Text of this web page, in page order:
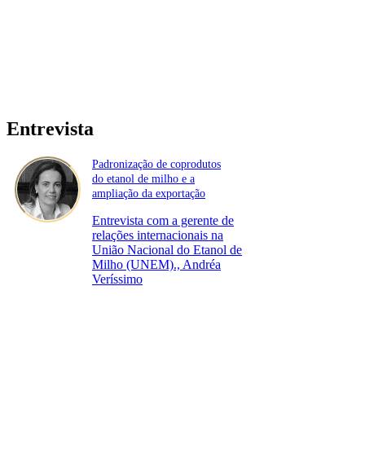
Entrevista
Padronização de coprodutos
do etanol de milho e a
ampliação da exportação
Entrevista com a gerente de
relações internacionais na
União Nacional do Etanol de
Milho (UNEM)., Andréa
Veríssimo